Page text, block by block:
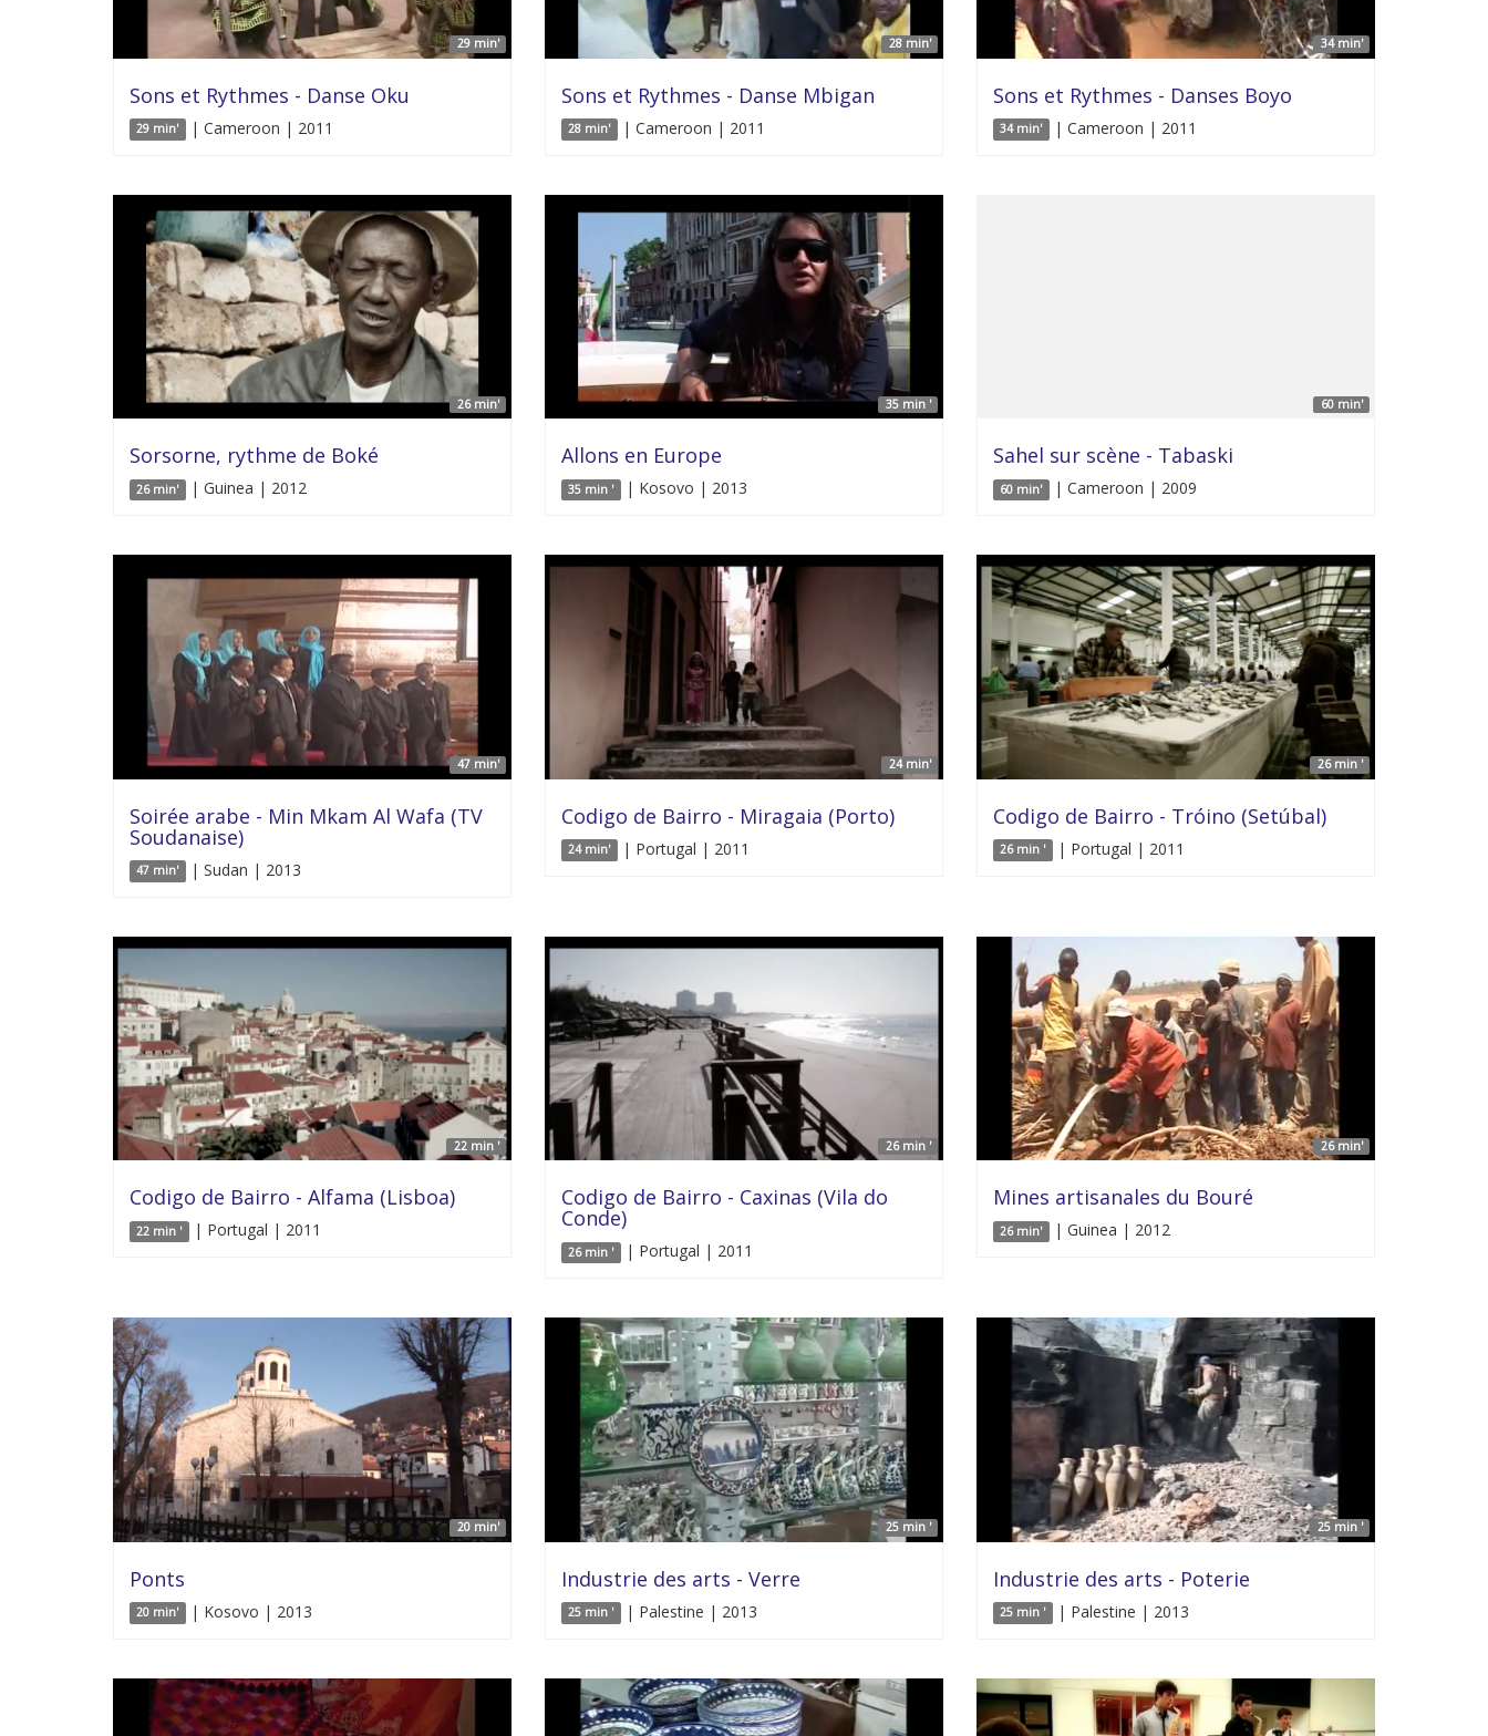
29 min'
Sons et Rythmes - Danse Oku
29 min' | Cameroon | 2011
28 min'
Sons et Rythmes - Danse Mbigan
28 min' | Cameroon | 2011
34 min'
Sons et Rythmes - Danses Boyo
34 min' | Cameroon | 2011
26 min'
Sorsorne, rythme de Boké
26 min' | Guinea | 2012
35 min '
Allons en Europe
35 min ' | Kosovo | 2013
60 min'
Sahel sur scène - Tabaski
60 min' | Cameroon | 2009
47 min'
Soirée arabe - Min Mkam Al Wafa (TV
Soudanaise)
47 min' | Sudan | 2013
24 min'
Codigo de Bairro - Miragaia (Porto)
24 min' | Portugal | 2011
26 min '
Codigo de Bairro - Tróino (Setúbal)
26 min ' | Portugal | 2011
22 min '
Codigo de Bairro - Alfama (Lisboa)
22 min ' | Portugal | 2011
26 min '
Codigo de Bairro - Caxinas (Vila do
Conde)
26 min ' | Portugal | 2011
26 min'
Mines artisanales du Bouré
26 min' | Guinea | 2012
20 min'
Ponts
20 min' | Kosovo | 2013
25 min '
Industrie des arts - Verre
25 min ' | Palestine | 2013
25 min '
Industrie des arts - Poterie
25 min ' | Palestine | 2013